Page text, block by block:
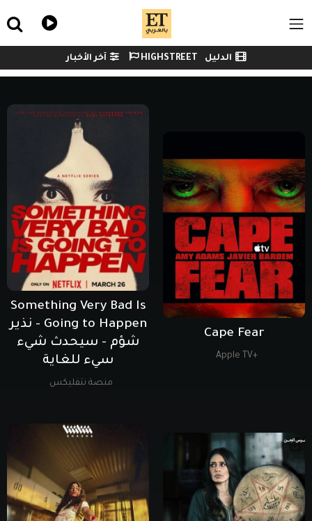
Menu
Watch menu الدليل HIGHSTREET آخر الأخبار
Cape Fear
+Apple TV
Something Very Bad Is
Going to Happen - نذير
شؤم - سيحدث شيء
سيء للغاية
منصة نتفليكس